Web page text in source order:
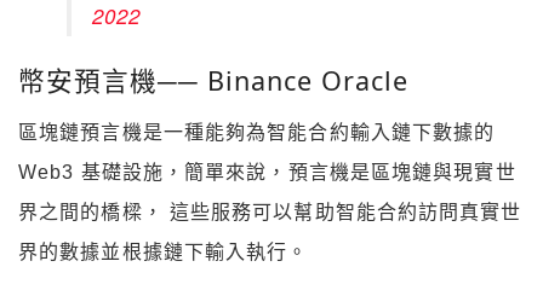
2022
幣安預言機── Binance Oracle
區塊鏈預言機是一種能夠為智能合約輸入鏈下數據的
Web3 基礎設施，簡單來說，預言機是區塊鏈與現實世
界之間的橋樑， 這些服務可以幫助智能合約訪問真實世
界的數據並根據鏈下輸入執行 。